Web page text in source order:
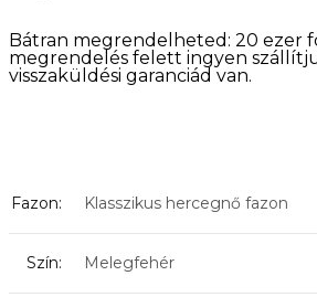
Bátran megrendelheted: 20 ezer
megrendelés felett ingyen
visszaküldési garanciád van.
Fazon: Klasszikus hercegnő fazon
Szín: Melegfehér